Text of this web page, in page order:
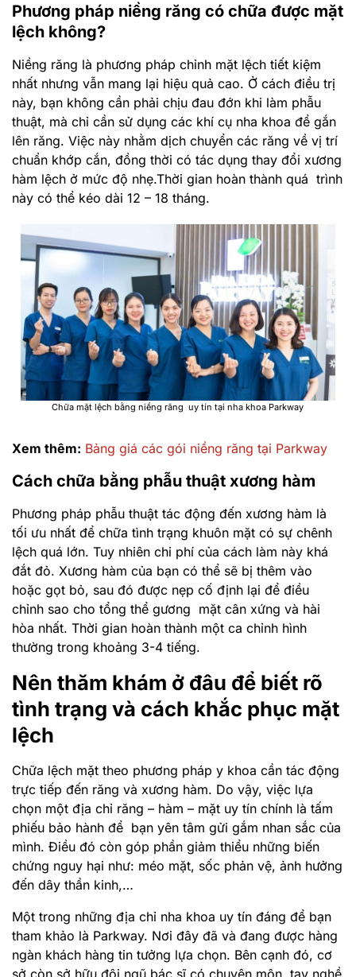
Phương pháp niềng răng có chữa được mặt
lệch không?
Niềng răng là phương pháp chỉnh mặt lệch tiết kiệm
nhất nhưng vẫn mang lại hiệu quả cao. Ở cách điều trị
này, bạn không cần phải chịu đau đớn khi làm phẫu
thuật, mà chỉ cần sử dụng các khí cụ nha khoa để gắn
lên răng. Việc này nhằm dịch chuyển các răng về vị trí
chuẩn khớp cắn, đồng thời có tác dụng thay đổi xương
hàm lệch ở mức độ nhẹ.Thời gian hoàn thành quá trình
này có thể kéo dài 12 – 18 tháng.
Chữa mặt lệch bằng niềng răng uy tín tại nha khoa Parkway
Xem thêm: Bảng giá các gói niềng răng tại Parkway
Cách chữa bằng phẫu thuật xương hàm
Phương pháp phẫu thuật tác động đến xương hàm là
tối ưu nhất để chữa tình trạng khuôn mặt có sự chênh
lệch quá lớn. Tuy nhiên chi phí của cách làm này khá
đắt đỏ. Xương hàm của bạn có thể sẽ bị thêm vào
hoặc gọt bỏ, sau đó được nẹp cố định lại để điều
chỉnh sao cho tổng thể gương mặt cân xứng và hài
hòa nhất. Thời gian hoàn thành một ca chỉnh hình
thường trong khoảng 3-4 tiếng.
Nên thăm khám ở đâu để biết rõ
tình trạng và cách khắc phục mặt
lệch
Chữa lệch mặt theo phương pháp y khoa cần tác động
trực tiếp đến răng và xương hàm. Do vậy, việc lựa
chọn một địa chỉ răng – hàm – mặt uy tín chính là tấm
phiếu bảo hành để bạn yên tâm gửi gắm nhan sắc của
mình. Điều đó còn góp phần giảm thiểu những biến
chứng nguy hại như: méo mặt, sốc phản vệ, ảnh hưởng
đến dây thần kinh,…
Một trong những địa chỉ nha khoa uy tín đáng để bạn
tham khảo là Parkway. Nơi đây đã và đang được hàng
ngàn khách hàng tin tưởng lựa chọn. Bên cạnh đó, cơ